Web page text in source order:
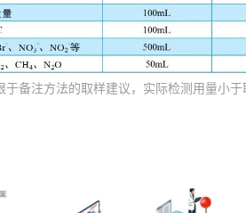
于备注方法的取样建议，实际检测用量小